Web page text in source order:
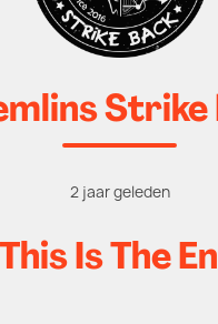
Strike
2 jaar geleden
Is The